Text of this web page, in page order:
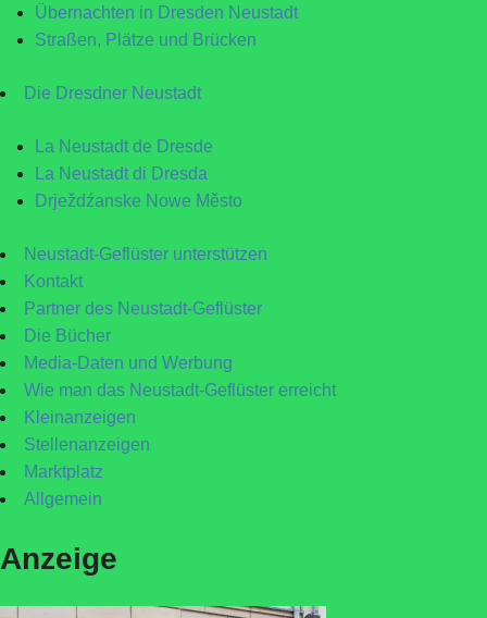
Übernachten in Dresden Neustadt
Straßen, Plätze und Brücken
Die Dresdner Neustadt
La Neustadt de Dresde
La Neustadt di Dresda
Drježdźanske Nowe Město
Neustadt-Geflüster unterstützen
Kontakt
Partner des Neustadt-Geflüster
Die Bücher
Media-Daten und Werbung
Wie man das Neustadt-Geflüster erreicht
Kleinanzeigen
Stellenanzeigen
Marktplatz
Allgemein
Anzeige